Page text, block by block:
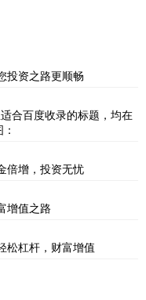
投资之路更顺畅
合百度收录的标题，均在
倍增，投资无忧
增值之路
松杠杆，财富增值